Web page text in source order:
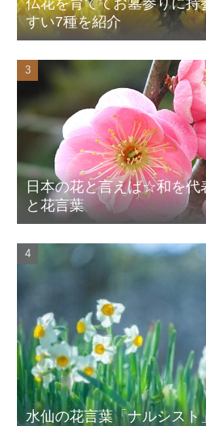
すい7種を紹介
日本の花と言えば☆和を代
と花言葉
水仙の花言葉「ナルシスト